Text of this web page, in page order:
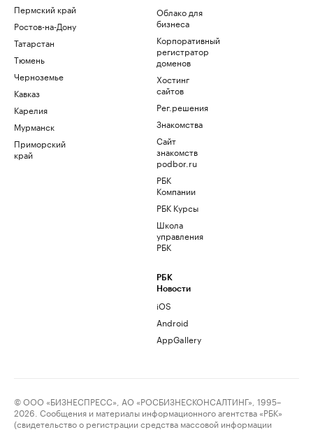
Пермский край
Ростов-на-Дону
Татарстан
Тюмень
Черноземье
Кавказ
Карелия
Мурманск
Приморский
край
Облако для
бизнеса
Корпоративный
регистратор
доменов
Хостинг
сайтов
Рег.решения
Знакомства
Сайт
знакомств
podbor.ru
РБК
Компании
РБК Курсы
Школа
управления
РБК
РБК
Новости
iOS
Android
AppGallery
© ООО «БИЗНЕСПРЕСС», АО «РОСБИЗНЕСКОНСАЛТИНГ», 1995–
2026. Сообщения и материалы информационного агентства «РБК»
(свидетельство о регистрации средства массовой информации